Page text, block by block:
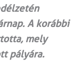
A korábbi
mely
pályára.